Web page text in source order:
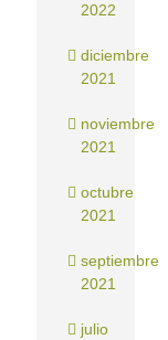
2022
diciembre
2021
noviembre
2021
octubre
2021
septiembre
2021
julio